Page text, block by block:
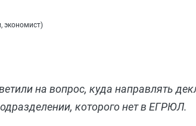
экономист)
на вопрос, куда направлять
которого нет в ЕГРЮЛ.